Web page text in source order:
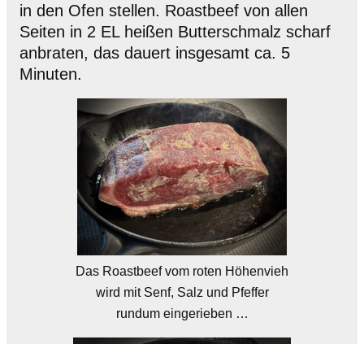
in den Ofen stellen. Roastbeef von allen
Seiten in 2 EL heißen Butterschmalz scharf
anbraten, das dauert insgesamt ca. 5
Minuten.
Das Roastbeef vom roten Höhenvieh
wird mit Senf, Salz und Pfeffer
rundum eingerieben …